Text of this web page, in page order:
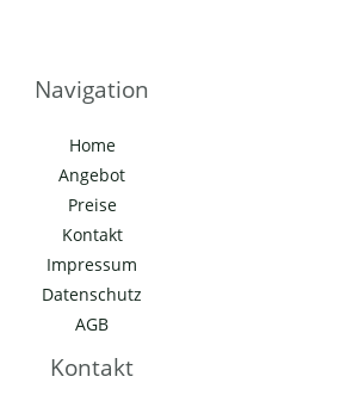
Navigation
Home
Angebot
Preise
Kontakt
Impressum
Datenschutz
AGB
Kontakt